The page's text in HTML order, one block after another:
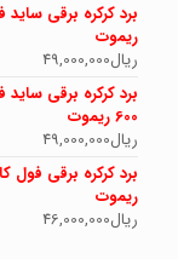
ریموت
ریال49,000,000
برد کرکره برقی ساید
600 ریموت
ریال49,000,000
ریموت
ریال46,000,000